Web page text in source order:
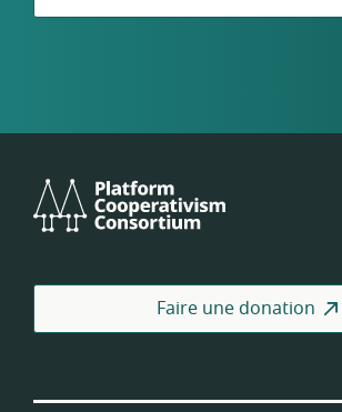
Cooperativism
Faire une donation